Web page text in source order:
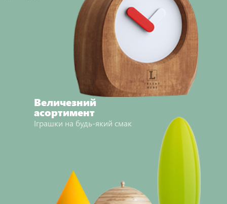
Величезний
асортимент
Іграшки на будь-який смак